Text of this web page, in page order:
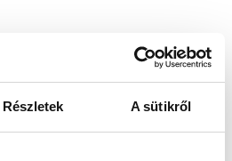
Részletek A sütikről